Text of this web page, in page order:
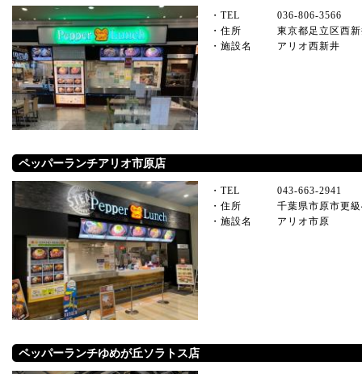
・TEL
036-806-3566
・住所
東京都足立区西
・施設名
アリオ西新井
ペッパーランチアリオ市原店
・TEL
043-663-2941
・住所
千葉県市原市更
・施設名
アリオ市原
ペッパーランチゆめが丘ソラトス店